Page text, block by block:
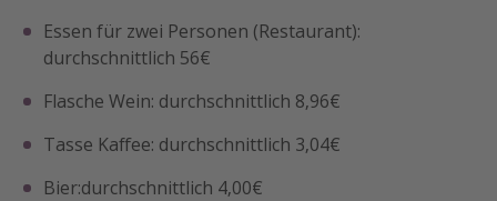
Essen für zwei Personen (Restaurant):
durchschnittlich 56€
Flasche Wein: durchschnittlich 8,96€
Tasse Kaffee: durchschnittlich 3,04€
Bier:durchschnittlich 4,00€